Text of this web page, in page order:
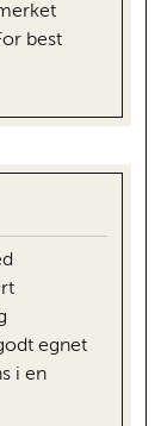
best
egnet
i en